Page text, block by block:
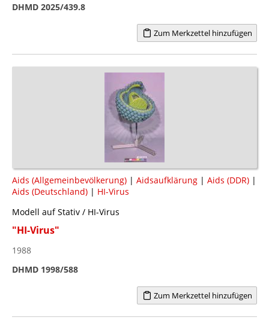
DHMD 2025/439.8
Zum Merkzettel hinzufügen
Aids (Allgemeinbevölkerung) | Aidsaufklärung | Aids (DDR) |
Aids (Deutschland) | HI-Virus
Modell auf Stativ / HI-Virus
"HI-Virus"
1988
DHMD 1998/588
Zum Merkzettel hinzufügen